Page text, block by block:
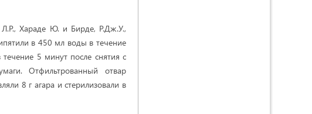
Л.Р., Хараде Ю. и Бирде, Р.Дж.У.,
в 450 мл воды в течение
5 минут после снятия с
Отфильтрованный отвар
8 г агара и стерилизовали в